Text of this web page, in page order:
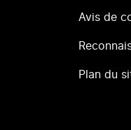
Avis de
Plan du